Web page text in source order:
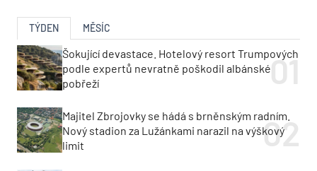
TÝDEN MĚSÍC
Šokující devastace. Hotelový resort Trumpových
podle expertů nevratně poškodil albánské
pobřeží
Majitel Zbrojovky se hádá s brněnským radním.
Nový stadion za Lužánkami narazil na výškový
limit